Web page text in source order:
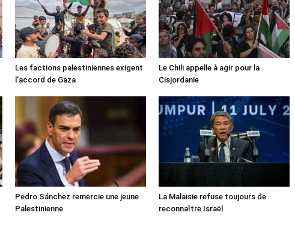
Les factions palestiniennes exigent
l’accord de Gaza
Le Chili appelle à agir pour la
Cisjordanie
Pedro Sánchez remercie une jeune
Palestinienne
La Malaisie refuse toujours de
reconnaître Israël